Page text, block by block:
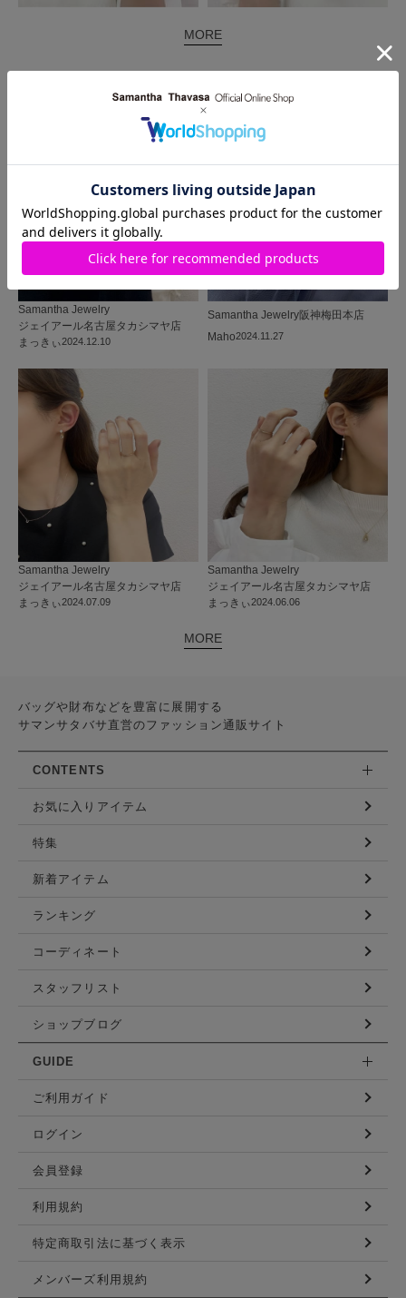
MORE
2024.12.10
Samantha Jewelry
ジェイアール名古屋タカシマヤ店
まっきぃ
2024.11.27
Samantha Jewelry阪神梅田本店
Maho
2024.07.09
Samantha Jewelry
ジェイアール名古屋タカシマヤ店
まっきぃ
2024.06.06
Samantha Jewelry
ジェイアール名古屋タカシマヤ店
まっきぃ
MORE
バッグや財布などを豊富に展開する
サマンサタバサ直営のファッション通販サイト
CONTENTS
お気に入りアイテム
特集
新着アイテム
ランキング
コーディネート
スタッフリスト
ショップブログ
GUIDE
ご利用ガイド
ログイン
会員登録
利用規約
特定商取引法に基づく表示
メンバーズ利用規約